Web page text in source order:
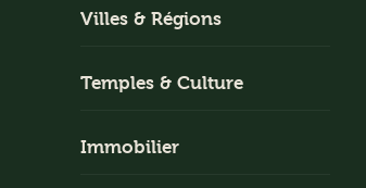
Villes & Régions
Temples & Culture
Immobilier